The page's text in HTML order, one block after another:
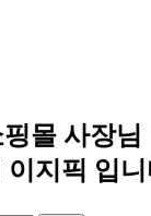
몰 사장님
이지픽 입